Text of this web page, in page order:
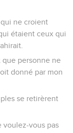
ne croient
étaient ceux qui
que personne ne
donné par mon
se retirèrent
voulez-vous pas